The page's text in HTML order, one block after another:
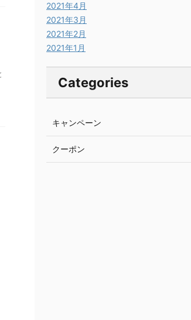
2021年4月
2021年3月
2021年2月
2021年1月
Categories
キャンペーン
クーポン